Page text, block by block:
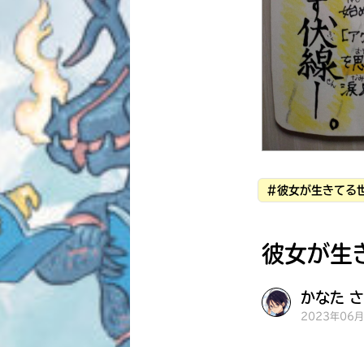
彼女が生
#彼女が生きてる
かなた
2023年06